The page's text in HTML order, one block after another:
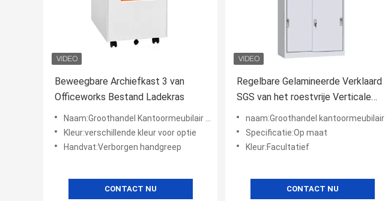
Beweegbare Archiefkast 3 van
Officeworks Bestand Ladekras
Naam:Groothandel Kantoormeubilair Archiefkast Verplaatsbare opslag met drie laden
Kleur:verschillende kleur voor optie
Handvat:Verborgen handgreep
CONTACT NU
Regelbare Gelamineerde Verklaard
SGS van het roestvrije Verticale
Dossierkabinet
naam:Groothandel kantoormeubilair archiefkasteel beeldkasteel glasdeur
Specificatie:Op maat
Kleur:Facultatief
CONTACT NU